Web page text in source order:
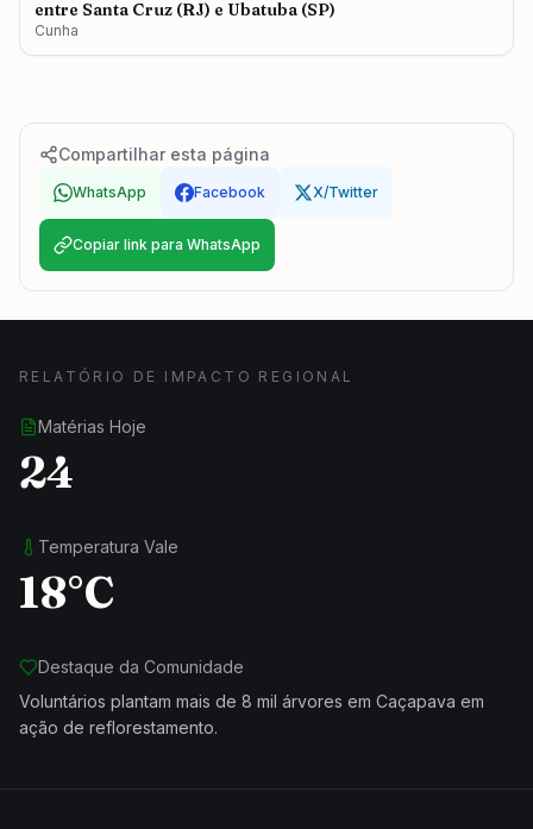
entre Santa Cruz (RJ) e Ubatuba (SP)
Cunha
Compartilhar esta página
WhatsApp Facebook X/Twitter
Copiar link para WhatsApp
RELATÓRIO DE IMPACTO REGIONAL
Matérias Hoje
24
Temperatura Vale
18°C
Destaque da Comunidade
Voluntários plantam mais de 8 mil árvores em Caçapava em
ação de reflorestamento.